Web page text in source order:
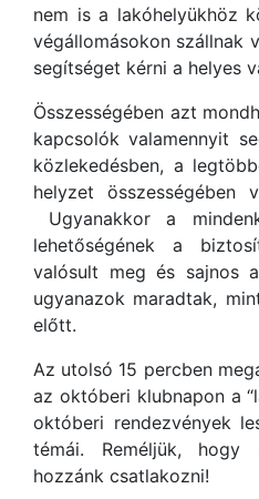
nem is a lakóhelyükhöz
végállomásokon szállnak
segítséget kérni a helyes
Összességében azt
kapcsolók valamennyit
közlekedésben, a
helyzet összességében
Ugyanakkor a
lehetőségének a
valósult meg és sajnos
ugyanazok maradtak,
előtt.
Az utolsó 15 percben
az októberi klubnapon a
októberi rendezvények
témái. Reméljük, hogy
hozzánk csatlakozni!